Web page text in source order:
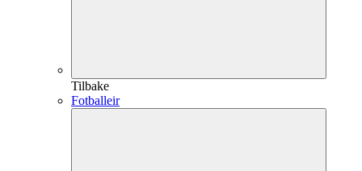
Tilbake
Fotballeir